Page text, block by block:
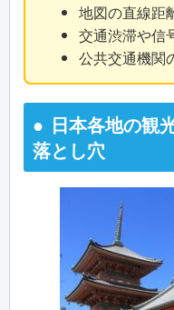
地図の直線距
交通渋滞や信
公共交通機関
日本各地の観
落とし穴